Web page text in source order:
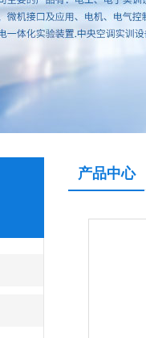
产品中心